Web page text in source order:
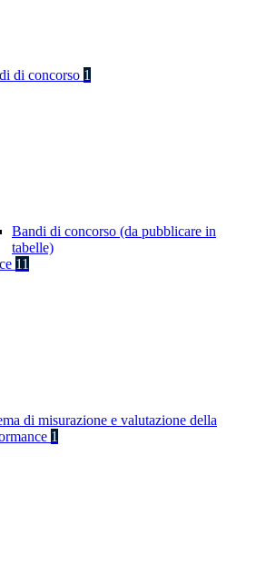
di concorso 1
Bandi di concorso (da pubblicare in
tabelle)
11
di misurazione e valutazione della
1